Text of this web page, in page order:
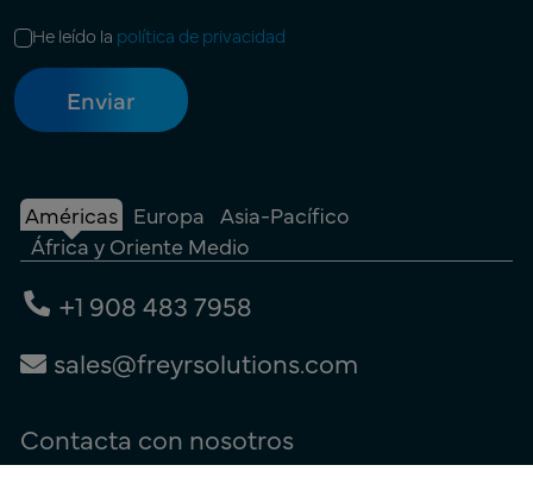
He leído la política de privacidad
Américas Europa Asia-Pacífico
África y Oriente Medio
+1 908 483 7958
sales@freyrsolutions.com
Contacta con nosotros